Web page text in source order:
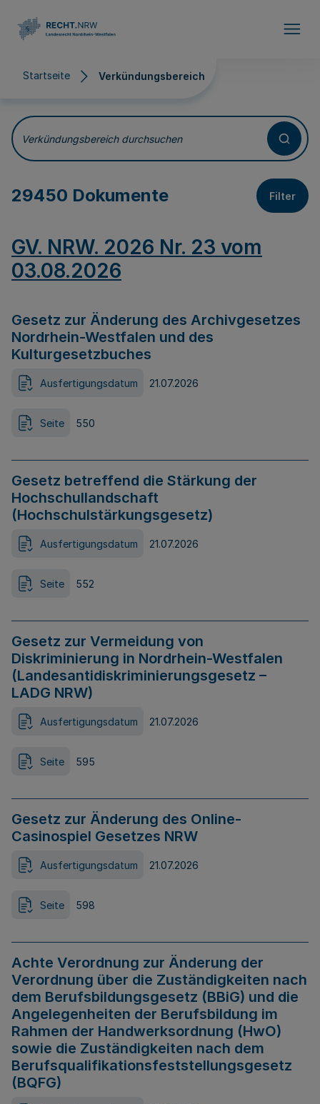
Startseite Verkündungsbereich
Verkündungsbereich
Verkündungsbereich durchsuchen
29450 Dokumente Filter
GV. NRW. 2026 Nr. 23 vom
03.08.2026
Gesetz zur Änderung des Archivgesetzes
Nordrhein-Westfalen und des
Kulturgesetzbuches
Ausfertigungsdatum 21.07.2026
Seite 550
Gesetz betreffend die Stärkung der
Hochschullandschaft
(Hochschulstärkungsgesetz)
Ausfertigungsdatum 21.07.2026
Seite 552
Gesetz zur Vermeidung von
Diskriminierung in Nordrhein-Westfalen
(Landesantidiskriminierungsgesetz –
LADG NRW)
Ausfertigungsdatum 21.07.2026
Seite 595
Gesetz zur Änderung des Online-
Casinospiel Gesetzes NRW
Ausfertigungsdatum 21.07.2026
Seite 598
Achte Verordnung zur Änderung der
Verordnung über die Zuständigkeiten nach
dem Berufsbildungsgesetz (BBiG) und die
Angelegenheiten der Berufsbildung im
Rahmen der Handwerksordnung (HwO)
sowie die Zuständigkeiten nach dem
Berufsqualifikationsfeststellungsgesetz
(BQFG)